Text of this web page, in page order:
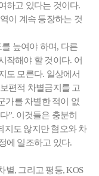
하고 있다는 것이다.
이 계속 등장하는 것
높여야 하며, 다른
작해야 할 것이다. 어
도 모른다. 일상에서
편적 차별금지를 고
가를 차별한 적이 없
”. 이것들은 충분히
지도 않지만 혐오와 차
에 일조하고 있다.
별, 그리고 평등, KOS